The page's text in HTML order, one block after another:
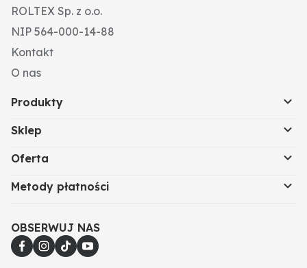
ROLTEX Sp. z o.o.
NIP 564-000-14-88
Kontakt
O nas
Produkty
Sklep
Oferta
Metody płatności
OBSERWUJ NAS